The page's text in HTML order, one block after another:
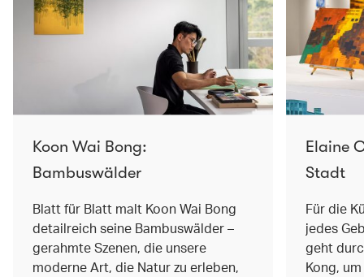
Koon Wai Bong:
Bambuswälder
Blatt für Blatt malt Koon Wai Bong
detailreich seine Bambuswälder –
gerahmte Szenen, die unsere
moderne Art, die Natur zu erleben,
Elaine
Stadt
Für die
jedes
geht
Kong,